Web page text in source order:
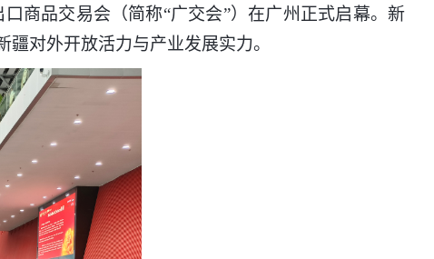
商品交易会（简称“广交会”）在广州正式启幕。新
对外开放活力与产业发展实力。